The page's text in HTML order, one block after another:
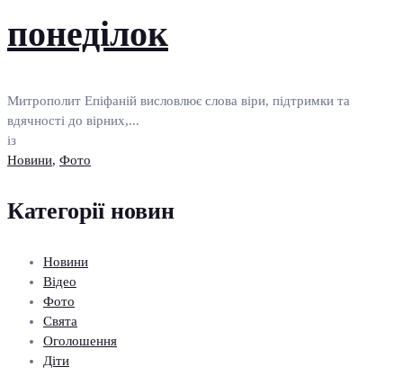
понеділок
Митрополит Епіфаній висловлює слова віри, підтримки та
вдячності до вірних,...
із
Новини, Фото
Категорії новин
Новини
Відео
Фото
Свята
Оголошення
Діти